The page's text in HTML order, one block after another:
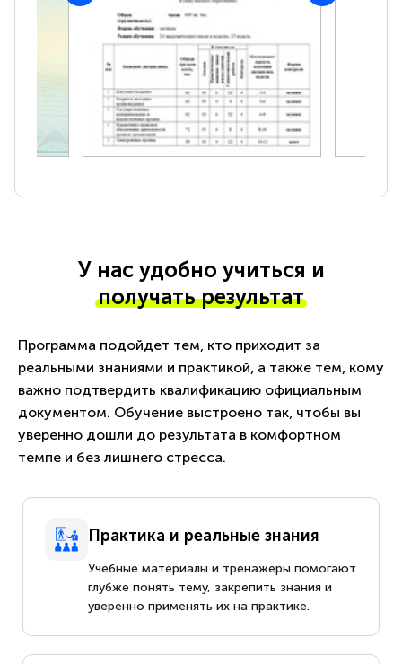
У нас удобно учиться и
получать результат
Программа подойдет тем, кто приходит за
реальными знаниями и практикой, а также тем, кому
важно подтвердить квалификацию официальным
документом. Обучение выстроено так, чтобы вы
уверенно дошли до результата в комфортном
темпе и без лишнего стресса.
Практика и реальные знания
Учебные материалы и тренажеры помогают
глубже понять тему, закрепить знания и
уверенно применять их на практике.